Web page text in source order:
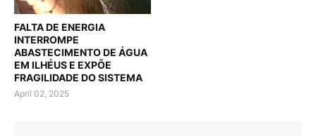
FALTA DE ENERGIA
INTERROMPE
ABASTECIMENTO DE ÁGUA
EM ILHÉUS E EXPÕE
FRAGILIDADE DO SISTEMA
April 02, 2025